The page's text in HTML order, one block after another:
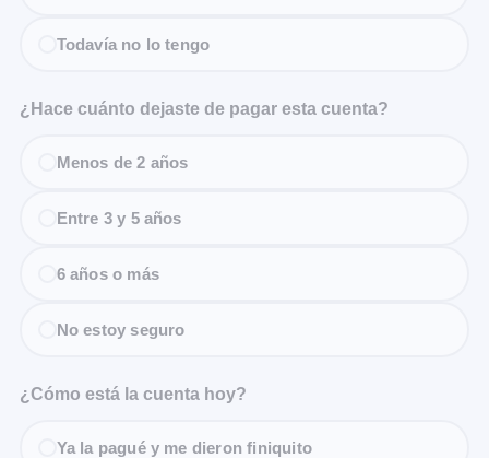
Todavía no lo tengo
¿Hace cuánto dejaste de pagar esta cuenta?
Menos de 2 años
Entre 3 y 5 años
6 años o más
No estoy seguro
¿Cómo está la cuenta hoy?
Ya la pagué y me dieron finiquito